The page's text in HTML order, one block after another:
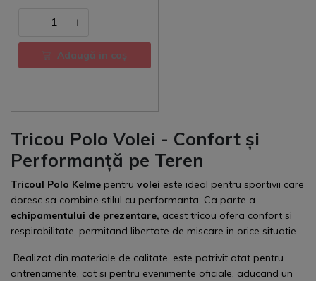
Adaugă in coş
Tricou Polo Volei - Confort și
Performanță pe Teren
Tricoul Polo Kelme pentru volei este ideal pentru sportivii care
doresc sa combine stilul cu performanta. Ca parte a
echipamentului de prezentare, acest tricou ofera confort si
respirabilitate, permitand libertate de miscare in orice situatie.
Realizat din materiale de calitate, este potrivit atat pentru
antrenamente, cat si pentru evenimente oficiale, aducand un